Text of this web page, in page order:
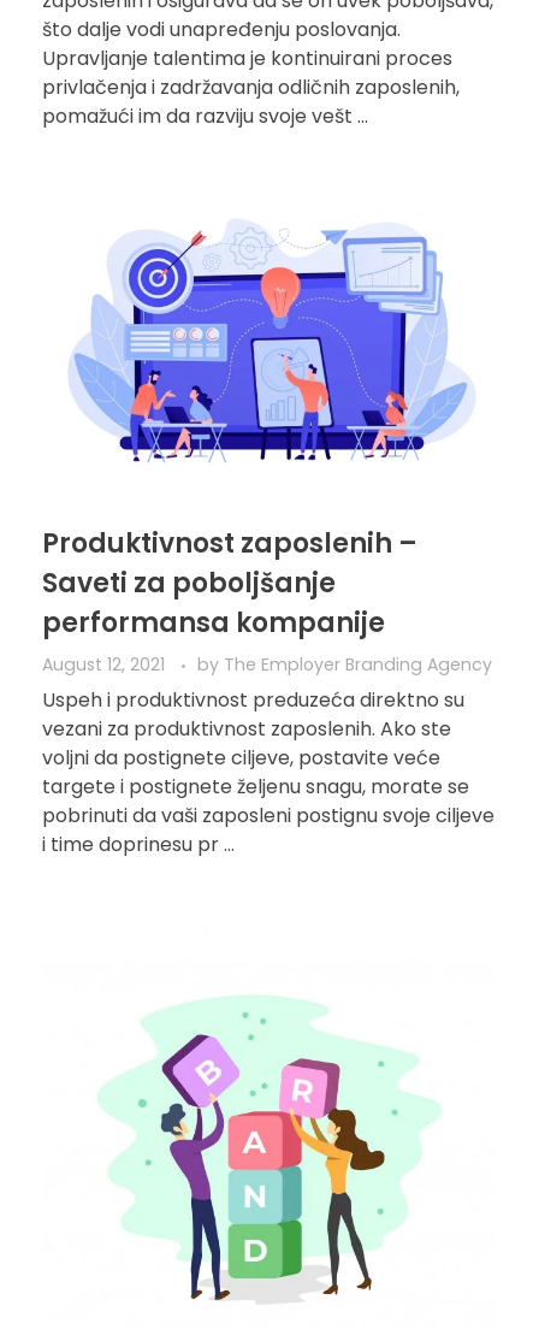
što dalje vodi unapređenju poslovanja.
Upravljanje talentima je kontinuirani proces
privlačenja i zadržavanja odličnih zaposlenih,
pomažući im da razviju svoje vešt ...
Produktivnost zaposlenih –
Saveti za poboljšanje
performansa kompanije
August 12, 2021 by The Employer Branding Agency
Uspeh i produktivnost preduzeća direktno su
vezani za produktivnost zaposlenih. Ako ste
voljni da postignete ciljeve, postavite veće
targete i postignete željenu snagu, morate se
pobrinuti da vaši zaposleni postignu svoje ciljeve
i time doprinesu pr ...